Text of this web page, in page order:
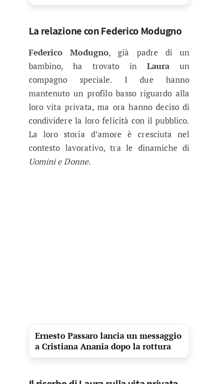
La relazione con Federico Modugno
Federico Modugno, già padre di un
bambino, ha trovato inLauraun
compagno speciale. I due hanno
mantenuto un profilo basso riguardo alla
loro vita privata, ma ora hanno deciso di
condividere la loro felicità con il pubblico.
La loro storia d’amore è cresciuta nel
contesto lavorativo, tra le dinamiche di
Uomini e Donne.
Ernesto Passaro lancia un messaggio
a Cristiana Anania dopo la rottura